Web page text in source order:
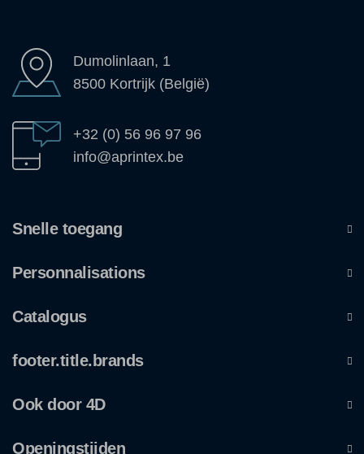
Dumolinlaan, 1
8500 Kortrijk (België)
+32 (0) 56 96 97 96
info@aprintex.be
Snelle toegang
Personnalisations
Catalogus
footer.title.brands
Ook door 4D
Openingstijden